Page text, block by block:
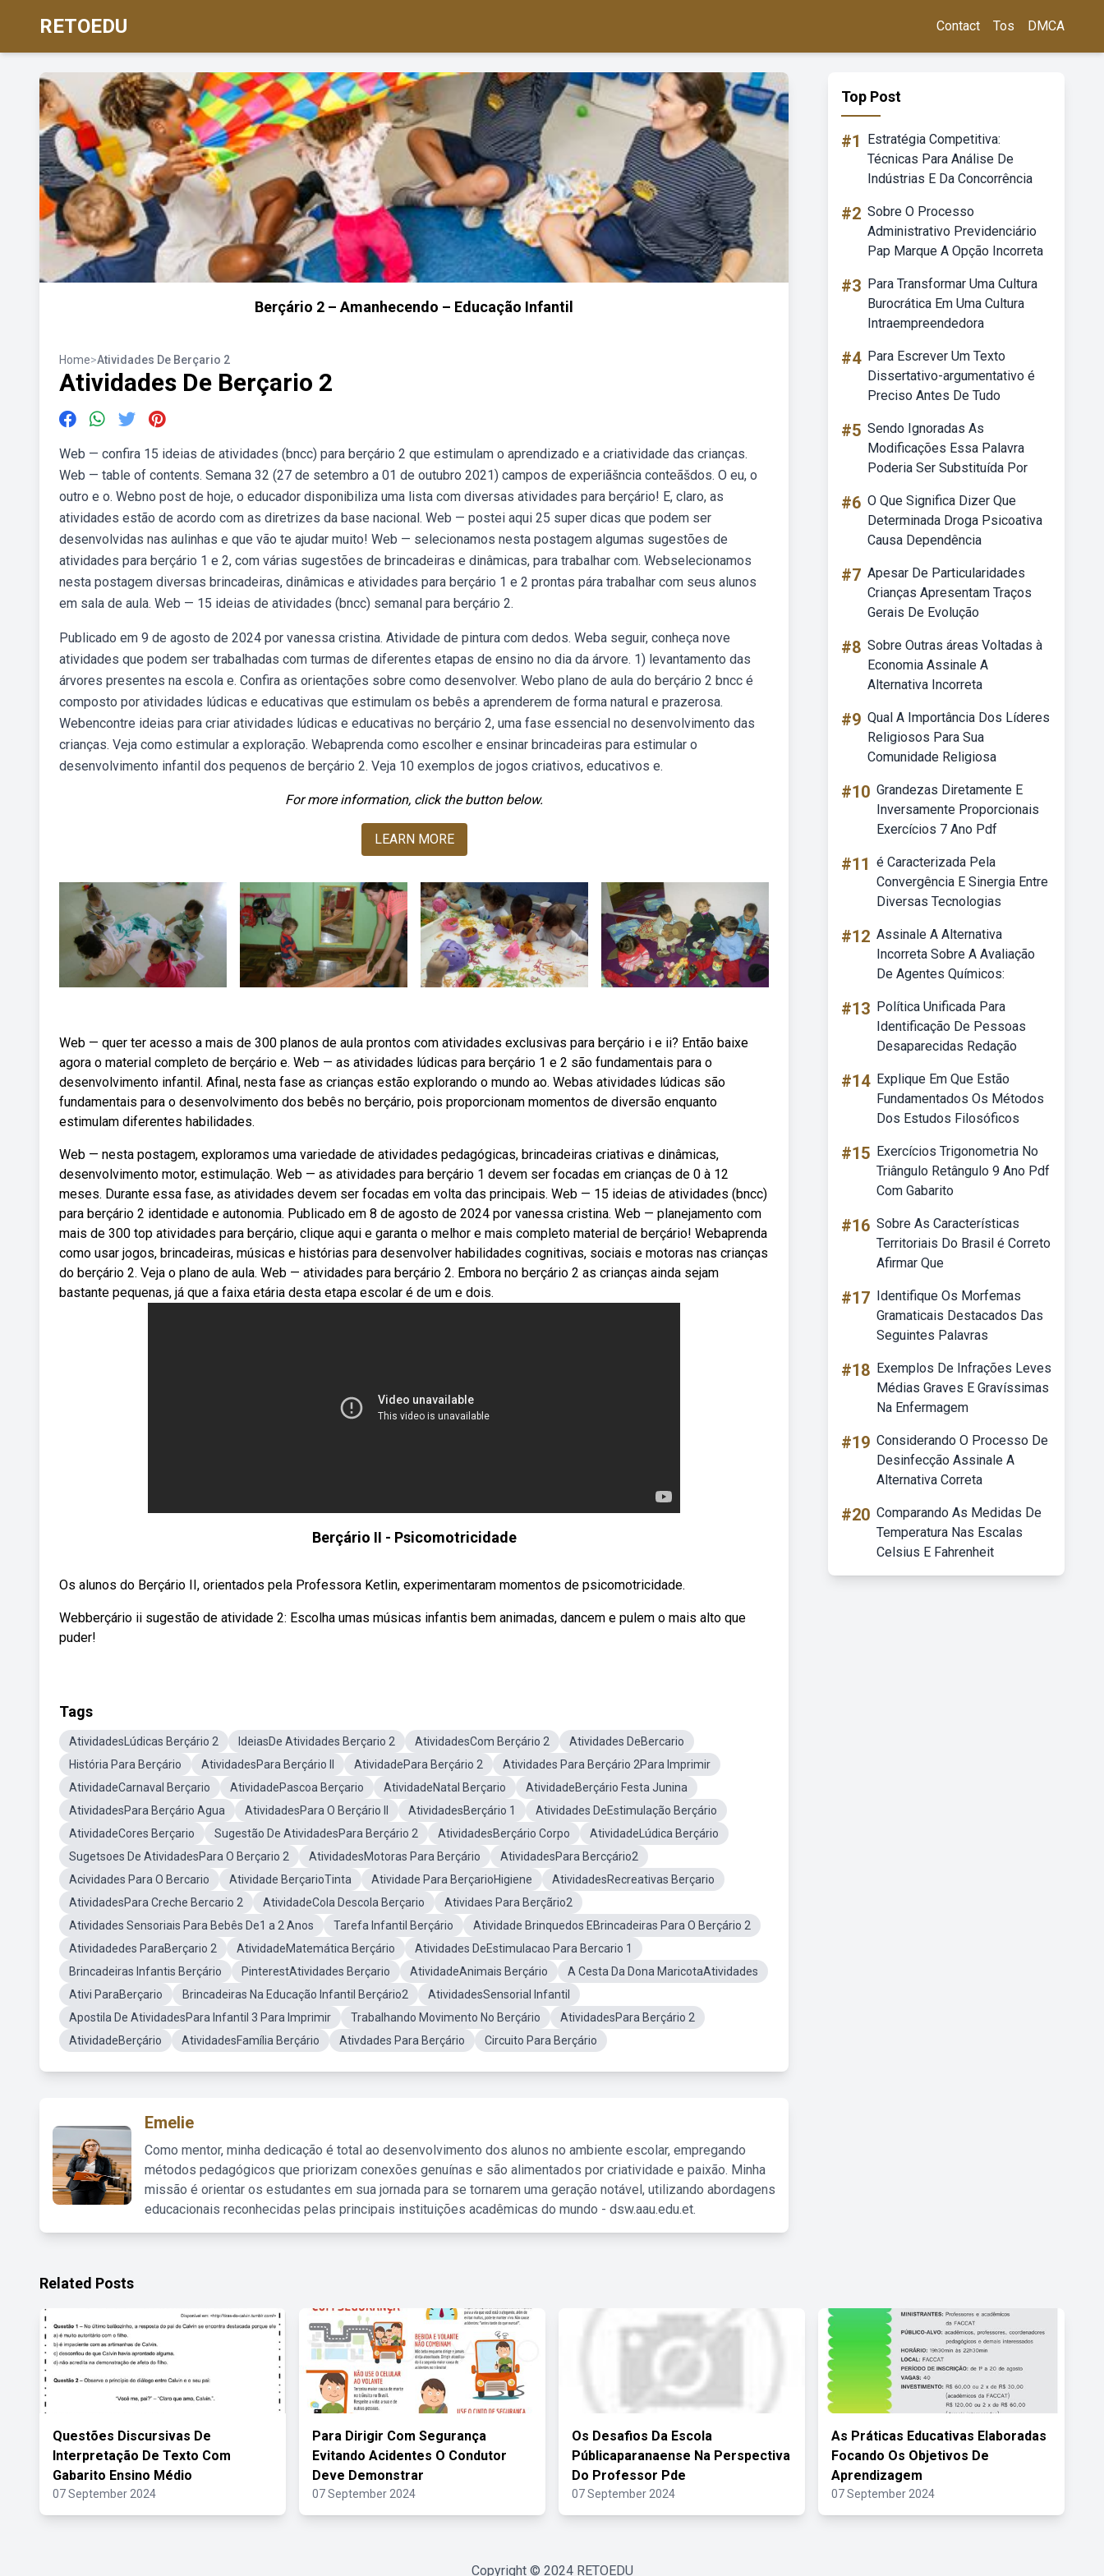
RETOEDU Contact Tos DMCA
Berçário 2 – Amanhecendo – Educação Infantil
Home>Atividades De Berçario 2
Atividades De Berçario 2
Web — confira 15 ideias de atividades (bncc) para berçário 2 que estimulam o aprendizado e a criatividade das crianças.
Web — table of contents. Semana 32 (27 de setembro a 01 de outubro 2021) campos de experiãšncia conteãšdos. O eu, o
outro e o. Webno post de hoje, o educador disponibiliza uma lista com diversas atividades para berçário! E, claro, as
atividades estão de acordo com as diretrizes da base nacional. Web — postei aqui 25 super dicas que podem ser
desenvolvidas nas aulinhas e que vão te ajudar muito! Web — selecionamos nesta postagem algumas sugestões de
atividades para berçário 1 e 2, com várias sugestões de brincadeiras e dinâmicas, para trabalhar com. Webselecionamos
nesta postagem diversas brincadeiras, dinâmicas e atividades para berçário 1 e 2 prontas pára trabalhar com seus alunos
em sala de aula. Web — 15 ideias de atividades (bncc) semanal para berçário 2.
Publicado em 9 de agosto de 2024 por vanessa cristina. Atividade de pintura com dedos. Weba seguir, conheça nove
atividades que podem ser trabalhadas com turmas de diferentes etapas de ensino no dia da árvore. 1) levantamento das
árvores presentes na escola e. Confira as orientações sobre como desenvolver. Webo plano de aula do berçário 2 bncc é
composto por atividades lúdicas e educativas que estimulam os bebês a aprenderem de forma natural e prazerosa.
Webencontre ideias para criar atividades lúdicas e educativas no berçário 2, uma fase essencial no desenvolvimento das
crianças. Veja como estimular a exploração. Webaprenda como escolher e ensinar brincadeiras para estimular o
desenvolvimento infantil dos pequenos de berçário 2. Veja 10 exemplos de jogos criativos, educativos e.
For more information, click the button below.
LEARN MORE
Web — quer ter acesso a mais de 300 planos de aula prontos com atividades exclusivas para berçário i e ii? Então baixe
agora o material completo de berçário e. Web — as atividades lúdicas para berçário 1 e 2 são fundamentais para o
desenvolvimento infantil. Afinal, nesta fase as crianças estão explorando o mundo ao. Webas atividades lúdicas são
fundamentais para o desenvolvimento dos bebês no berçário, pois proporcionam momentos de diversão enquanto
estimulam diferentes habilidades.
Web — nesta postagem, exploramos uma variedade de atividades pedagógicas, brincadeiras criativas e dinâmicas,
desenvolvimento motor, estimulação. Web — as atividades para berçário 1 devem ser focadas em crianças de 0 à 12
meses. Durante essa fase, as atividades devem ser focadas em volta das principais. Web — 15 ideias de atividades (bncc)
para berçário 2 identidade e autonomia. Publicado em 8 de agosto de 2024 por vanessa cristina. Web — planejamento com
mais de 300 top atividades para berçário, clique aqui e garanta o melhor e mais completo material de berçário! Webaprenda
como usar jogos, brincadeiras, músicas e histórias para desenvolver habilidades cognitivas, sociais e motoras nas crianças
do berçário 2. Veja o plano de aula. Web — atividades para berçário 2. Embora no berçário 2 as crianças ainda sejam
bastante pequenas, já que a faixa etária desta etapa escolar é de um e dois.
Berçário II - Psicomotricidade
Os alunos do Berçário II, orientados pela Professora Ketlin, experimentaram momentos de psicomotricidade.
Webberçário ii sugestão de atividade 2: Escolha umas músicas infantis bem animadas, dancem e pulem o mais alto que
puder!
Tags
AtividadesLúdicas Berçário 2 IdeiasDe Atividades Berçario 2 AtividadesCom Berçário 2
Atividades DeBercario
História Para Berçário
AtividadesPara Berçário II AtividadePara Berçário 2
Atividades Para Berçário 2Para Imprimir
AtividadeCarnaval Berçario
AtividadePascoa Berçario AtividadeNatal Berçario
AtividadeBerçário Festa Junina
AtividadesPara Berçário Agua
AtividadesPara O Berçário II AtividadesBerçário 1
Atividades DeEstimulação Berçário
AtividadeCores Berçario
Sugestão De AtividadesPara Berçário 2 AtividadesBerçário Corpo
AtividadeLúdica Berçário
Sugetsoes De AtividadesPara O Berçario 2
AtividadesMotoras Para Berçário
AtividadesPara Bercçário2
Acividades Para O Bercario
Atividade BerçarioTinta Atividade Para BerçarioHigiene
AtividadesRecreativas Berçario
AtividadesPara Creche Bercario 2
AtividadeCola Descola Berçario
Atividaes Para Berçãrio2
Atividades Sensoriais Para Bebês De1 a 2 Anos
Tarefa Infantil Berçário
Atividade Brinquedos EBrincadeiras Para O Berçário 2
Atividadedes ParaBerçario 2
AtividadeMatemática Berçário
Atividades DeEstimulacao Para Bercario 1
Brincadeiras Infantis Berçário
PinterestAtividades Berçario AtividadeAnimais Berçário
A Cesta Da Dona MaricotaAtividades
Ativi ParaBerçario
Brincadeiras Na Educação Infantil Berçário2
AtividadesSensorial Infantil
Apostila De AtividadesPara Infantil 3 Para Imprimir
Trabalhando Movimento No Berçário
AtividadesPara Berçário 2
AtividadeBerçário
AtividadesFamília Berçário Ativdades Para Berçário Circuito Para Berçário
Emelie
Como mentor, minha dedicação é total ao desenvolvimento dos alunos no ambiente escolar, empregando
métodos pedagógicos que priorizam conexões genuínas e são alimentados por criatividade e paixão. Minha
missão é orientar os estudantes em sua jornada para se tornarem uma geração notável, utilizando abordagens
educacionais reconhecidas pelas principais instituições acadêmicas do mundo - dsw.aau.edu.et.
Top Post
#1
Estratégia Competitiva:
Técnicas Para Análise De
Indústrias E Da Concorrência
#2 Sobre O Processo
Administrativo Previdenciário
Pap Marque A Opção Incorreta
#3 Para Transformar Uma Cultura
Burocrática Em Uma Cultura
Intraempreendedora
#4 Para Escrever Um Texto
Dissertativo-argumentativo é
Preciso Antes De Tudo
#5 Sendo Ignoradas As
Modificações Essa Palavra
Poderia Ser Substituída Por
#6 O Que Significa Dizer Que
Determinada Droga Psicoativa
Causa Dependência
#7 Apesar De Particularidades
Crianças Apresentam Traços
Gerais De Evolução
#8 Sobre Outras áreas Voltadas à
Economia Assinale A
Alternativa Incorreta
#9 Qual A Importância Dos Líderes
Religiosos Para Sua
Comunidade Religiosa
#10 Grandezas Diretamente E
Inversamente Proporcionais
Exercícios 7 Ano Pdf
#11 é Caracterizada Pela
Convergência E Sinergia Entre
Diversas Tecnologias
#12 Assinale A Alternativa
Incorreta Sobre A Avaliação
De Agentes Químicos:
#13 Política Unificada Para
Identificação De Pessoas
Desaparecidas Redação
#14 Explique Em Que Estão
Fundamentados Os Métodos
Dos Estudos Filosóficos
#15 Exercícios Trigonometria No
Triângulo Retângulo 9 Ano Pdf
Com Gabarito
#16 Sobre As Características
Territoriais Do Brasil é Correto
Afirmar Que
#17 Identifique Os Morfemas
Gramaticais Destacados Das
Seguintes Palavras
#18 Exemplos De Infrações Leves
Médias Graves E Gravíssimas
Na Enfermagem
#19 Considerando O Processo De
Desinfecção Assinale A
Alternativa Correta
#20 Comparando As Medidas De
Temperatura Nas Escalas
Celsius E Fahrenheit
Related Posts
Questões Discursivas De
Interpretação De Texto Com
Gabarito Ensino Médio
07 September 2024
Para Dirigir Com Segurança
Evitando Acidentes O Condutor
Deve Demonstrar
07 September 2024
Os Desafios Da Escola
Públicaparanaense Na Perspectiva
Do Professor Pde
07 September 2024
As Práticas Educativas Elaboradas
Focando Os Objetivos De
Aprendizagem
07 September 2024
Copyright © 2024 RETOEDU